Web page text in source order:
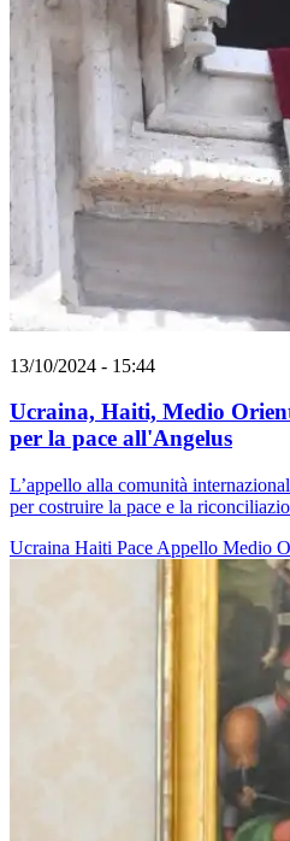
13/10/2024 - 15:44
Ucraina, Haiti, Medio
per la pace all'Angelus
L’appello alla comunità
per costruire la pace e la
Ucraina Haiti Pace Appello Medio